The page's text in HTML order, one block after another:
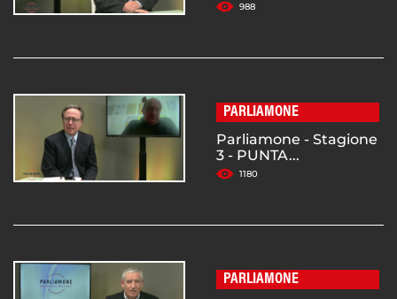
988
PARLIAMONE
Parliamone - Stagione
3 - PUNTA...
1180
PARLIAMONE